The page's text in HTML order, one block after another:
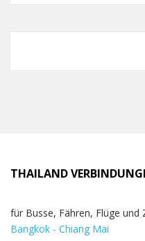
THAILAND
für Busse, Fähren, Flüge und
Bangkok - Chiang Mai